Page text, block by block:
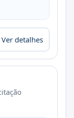
Ver detalhes